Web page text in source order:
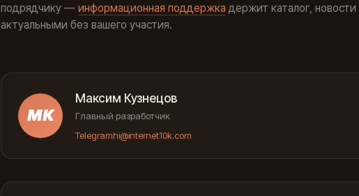
подрядчику — информационная поддержка держит каталог,
актуальными без вашего участия.
МК
Максим Кузнецов
Главный разработчик
Telegramhi@internet10k.com